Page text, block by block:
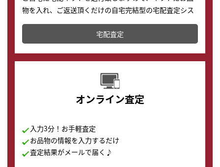
物を入れ、ご返送頂くだけの自宅完結型の宅配査定シス
テムです。
配送でも簡単&安全に査定・買取に出すことが可能で
す。
宅配査定
オンライン査定
入力3分！お手軽査定
お品物の情報を入力するだけ
査定結果がメールで届く♪